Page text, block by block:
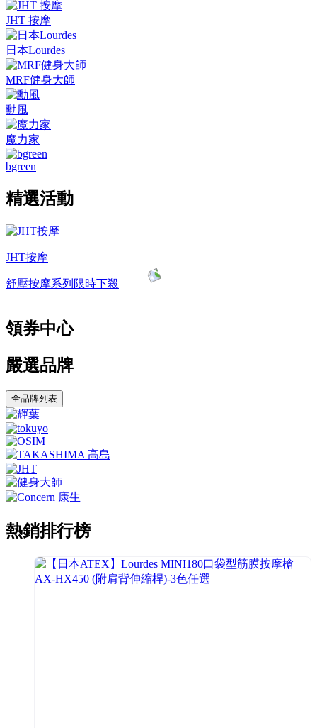
JHT 按摩
日本Lourdes
MRF健身大師
勳風
魔力家
bgreen
精選活動
JHT按摩
舒壓按摩系列限時下殺
領券中心
嚴選品牌
全品牌列表
熱銷排行榜